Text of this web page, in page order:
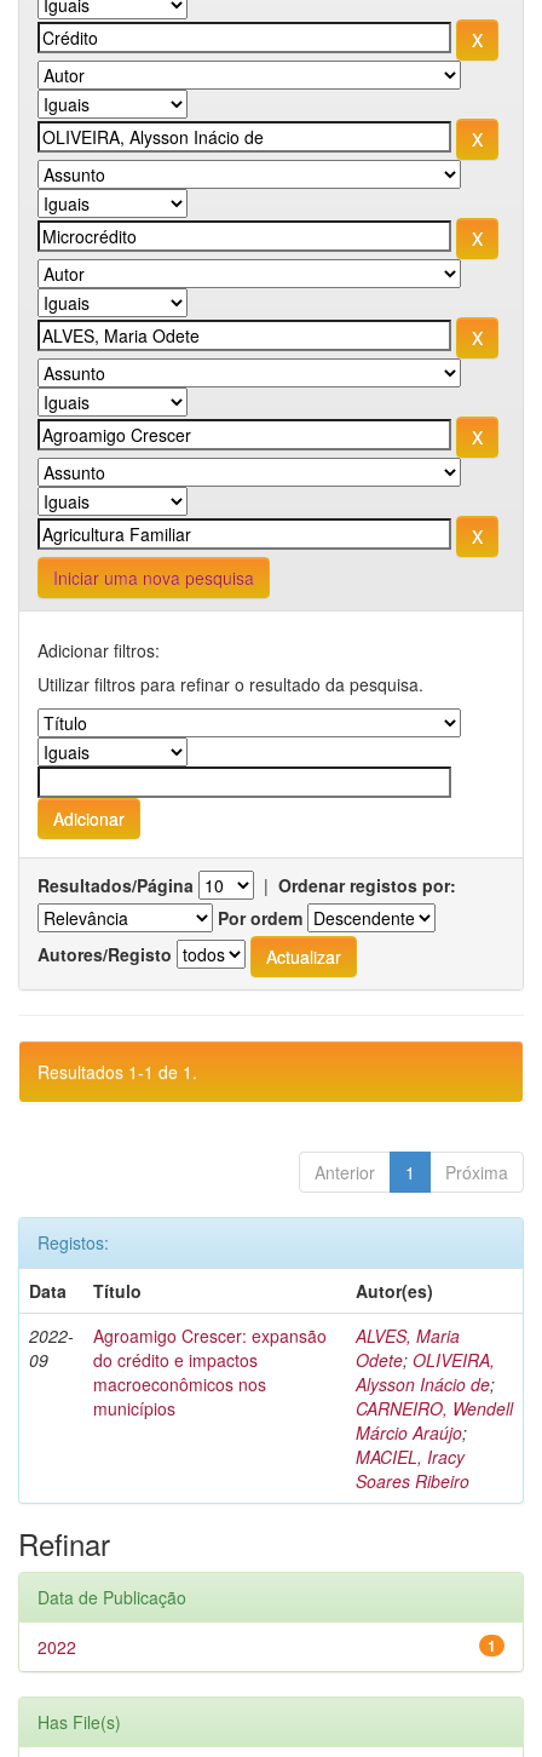
Iniciar uma nova pesquisa
Adicionar filtros:
Utilizar filtros para refinar o resultado da pesquisa.
Resultados/Página | Ordenar registos por:
Por ordem
Autores/Registo
Resultados 1-1 de 1.
Anterior 1 Próxima
Registos:
Data
Título
Autor(es)
2022-
09
Agroamigo Crescer: expansão
do crédito e impactos
macroeconômicos nos
municípios
ALVES, Maria
Odete; OLIVEIRA,
Alysson Inácio de;
CARNEIRO, Wendell
Márcio Araújo;
MACIEL, Iracy
Soares Ribeiro
Refinar
Data de Publicação
1
2022
Has File(s)